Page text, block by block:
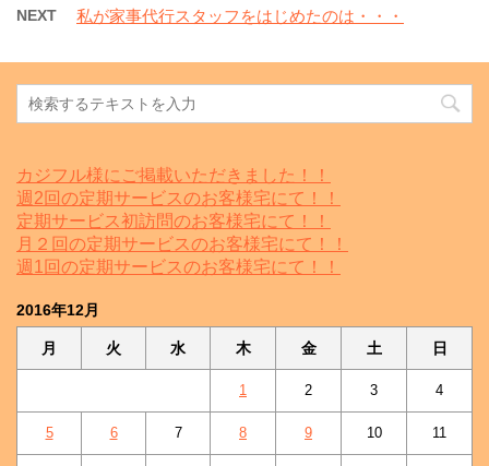
NEXT 私が家事代行スタッフをはじめたのは・・・
カジフル様にご掲載いただきました！！
週2回の定期サービスのお客様宅にて！！
定期サービス初訪問のお客様宅にて！！
月２回の定期サービスのお客様宅にて！！
週1回の定期サービスのお客様宅にて！！
2016年12月
月 火 水 木 金 土 日
1 2 3 4
5 6 7 8 9 10 11